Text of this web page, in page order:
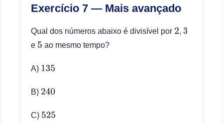
Exercício 7 — Mais avançado
Qual dos números abaixo é divisível por 2, 3
e 5 ao mesmo tempo?
A) 135
B) 240
C) 525